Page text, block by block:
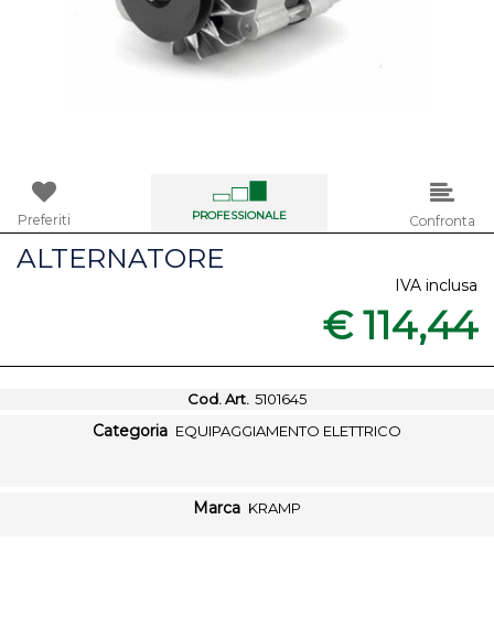
Preferiti PROFESSIONALE Confronta
ALTERNATORE
IVA inclusa
€ 114,44
Cod. Art. 5101645
Categoria EQUIPAGGIAMENTO ELETTRICO
Marca KRAMP